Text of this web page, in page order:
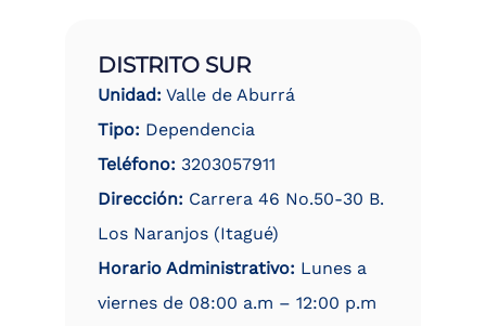
DISTRITO SUR
Unidad: Valle de Aburrá
Tipo: Dependencia
Teléfono: 3203057911
Dirección: Carrera 46 No.50-30 B.
Los Naranjos (Itagué)
Horario Administrativo: Lunes a
viernes de 08:00 a.m – 12:00 p.m